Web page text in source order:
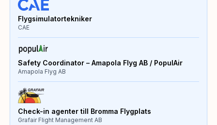
Flygsimulatortekniker
CAE
Safety Coordinator – Amapola Flyg AB / PopulAir
Amapola Flyg AB
Check-in agenter till Bromma Flygplats
Grafair Flight Management AB